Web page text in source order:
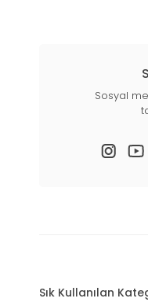
Sosyal
Sık Kullanılan